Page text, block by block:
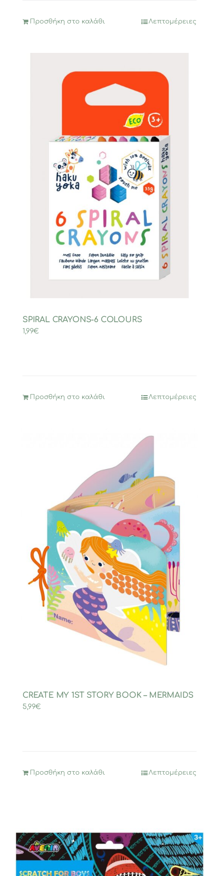
Προσθήκη στο καλάθι Λεπτομέρειες
SPIRAL CRAYONS-6 COLOURS
1,99€
Προσθήκη στο καλάθι Λεπτομέρειες
CREATE MY 1ST STORY BOOK – MERMAIDS
5,99€
Προσθήκη στο καλάθι Λεπτομέρειες